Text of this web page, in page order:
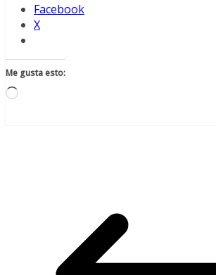
Facebook
X
Me gusta esto:
Cargando...